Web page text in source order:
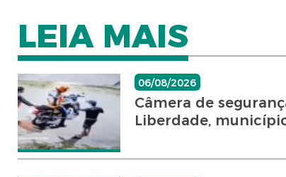
LEIA MAIS
06/08/2026
Câmera de
Liberdade,